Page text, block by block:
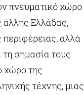
πνευματικό χώρο
άλλης Ελλάδας,
περιφέρειας, αλλά
τη σημασία τους
χώρο της
τέχνης, μιας